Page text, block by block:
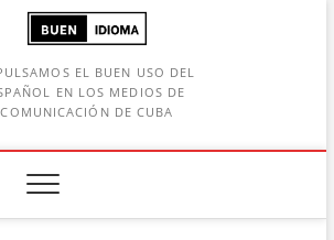
EL BUEN USO DEL
EN LOS MEDIOS DE
COMUNICACIÓN DE CUBA